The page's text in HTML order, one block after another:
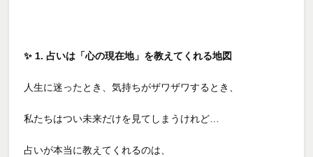
✨ 1. 占いは「心の現在地」を教えてくれる地図
人生に迷ったとき、気持ちがザワザワするとき、
私たちはつい未来だけを見てしまうけれど…
占いが本当に教えてくれるのは、